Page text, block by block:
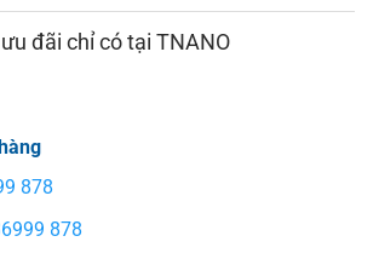
đãi chỉ có tại TNANO
878
878